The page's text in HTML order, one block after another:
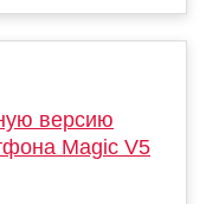
версию
Magic V5